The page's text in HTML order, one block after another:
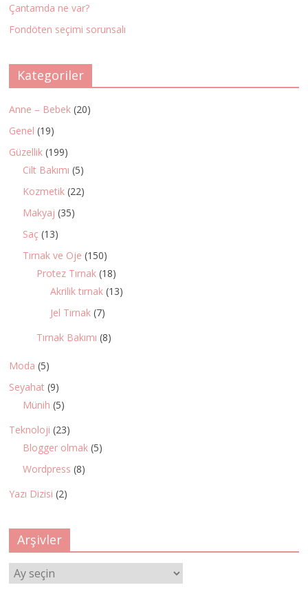
Çantamda ne var?
Fondöten seçimi sorunsalı
Kategoriler
Anne – Bebek (20)
Genel (19)
Güzellik (199)
Cilt Bakımı (5)
Kozmetik (22)
Makyaj (35)
Saç (13)
Tırnak ve Oje (150)
Protez Tırnak (18)
Akrilik tırnak (13)
Jel Tırnak (7)
Tırnak Bakımı (8)
Moda (5)
Seyahat (9)
Münih (5)
Teknoloji (23)
Blogger olmak (5)
Wordpress (8)
Yazı Dizisi (2)
Arşivler
Arşivler